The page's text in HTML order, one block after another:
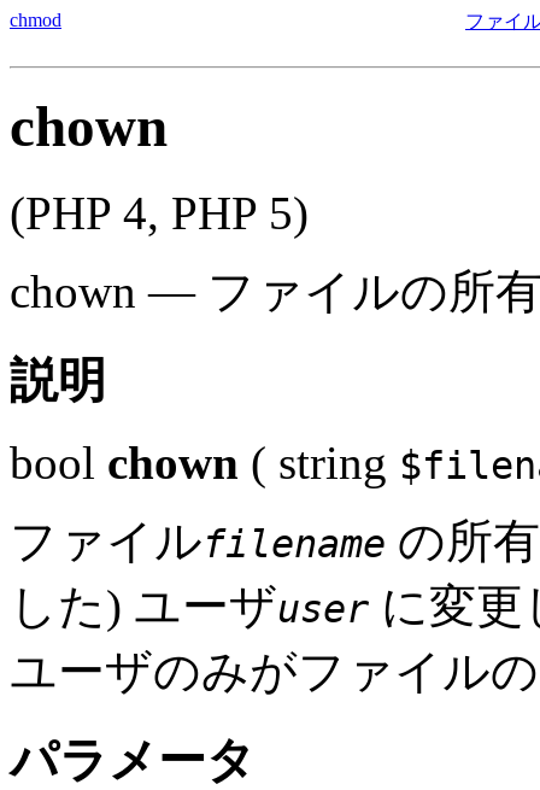
chmod ファイ
chown
(PHP 4, PHP 5)
chown — ファイルの所
説明
bool chown ( string
ファイルfilename の所
した) ユーザuser に変更
ユーザのみがファイル
パラメータ